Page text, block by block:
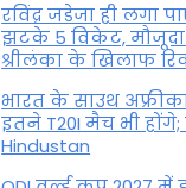
रविंद्र जडेजा ही लगा
झटके 5 विकेट, मौजूदा
श्रीलंका के खिलाफ
भारत के साउथ
इतने T20I मैच भी
Hindustan